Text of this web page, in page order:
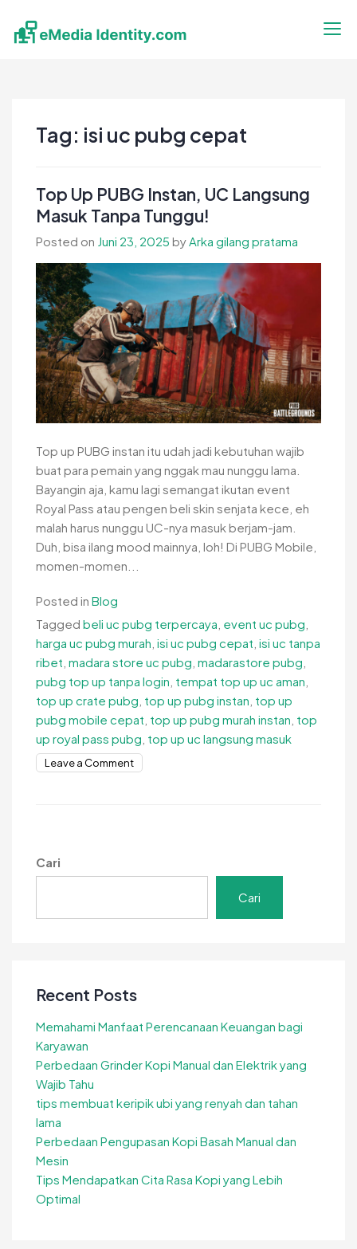
content
Tag: isi uc pubg cepat
Top Up PUBG Instan, UC Langsung
Masuk Tanpa Tunggu!
Posted on Juni 23, 2025 byArka gilang pratama
Top up PUBG instan itu udah jadi kebutuhan wajib
buat para pemain yang nggak mau nunggu lama.
Bayangin aja, kamu lagi semangat ikutan event
Royal Pass atau pengen beli skin senjata kece, eh
malah harus nunggu UC-nya masuk berjam-jam.
Duh, bisa ilang mood mainnya, loh! Di PUBG Mobile,
momen-momen...
Posted in Blog
Tagged beli uc pubg terpercaya event uc pubg
harga uc pubg murah isi uc pubg cepat isi uc tanpa
ribet madara store uc pubg madarastore pubg
pubg top up tanpa login tempat top up uc aman
top up crate pubg top up pubg instan top up
pubg mobile cepat top up pubg murah instan top
up royal pass pubg top up uc langsung masuk
Leave a Commenton
Langsung
Cari
Cari
Recent Posts
Memahami Manfaat Perencanaan Keuangan bagi
Karyawan
Perbedaan Grinder Kopi Manual dan Elektrik yang
Wajib Tahu
tips membuat keripik ubi yang renyah dan tahan
lama
Perbedaan Pengupasan Kopi Basah Manual dan
Mesin
Tips Mendapatkan Cita Rasa Kopi yang Lebih
Optimal